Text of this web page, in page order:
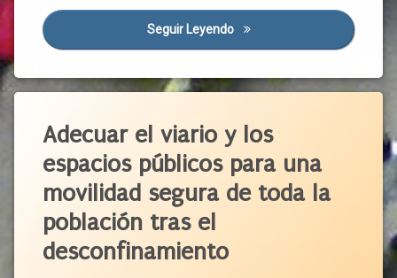
Protección
De La Vida
Rebrote
Recursos
Responsabilidad
Riesgos
Salud
Pública
Seguridad
Medio
Ambiente
Pandemia
Población
Política
Recursos
Públicos
Salud
Salud
Seguir Leyendo La Pandemia Causada Por
Directiva
Europea
Distanciamiento
Filtro
Franja
Horaria
HEPA
Higiene
HVAC
Adecuar el viario y los
espacios públicos para una
movilidad segura de toda la
población tras el
desconfinamiento
Aceras
Automóvil
Ayuntamiento
Bicicleta
Calles